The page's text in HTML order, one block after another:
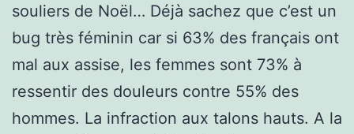
souliers de Noël… Déjà sachez que c’est un
bug très féminin car si 63% des français ont
mal aux assise, les femmes sont 73% à
ressentir des douleurs contre 55% des
hommes. La infraction aux talons hauts. A la